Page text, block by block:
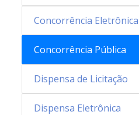
Concorrência Eletrônica
Concorrência Pública
Dispensa de Licitação
Dispensa Eletrônica